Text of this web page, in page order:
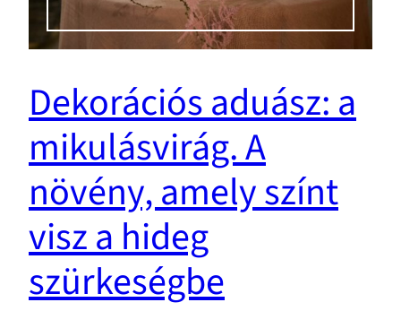
Dekorációs aduász: a
mikulásvirág. A
növény, amely színt
visz a hideg
szürkeségbe